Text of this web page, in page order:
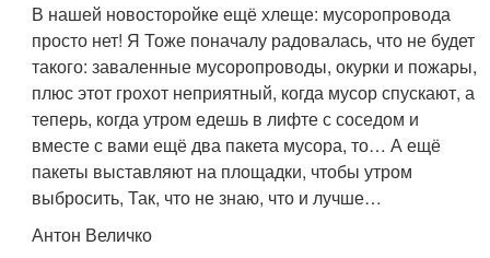
В нашей новосторойке ещё хлеще: мусоропровода
просто нет! Я Тоже поначалу радовалась, что не будет
такого: заваленные мусоропроводы, окурки и пожары,
плюс этот грохот неприятный, когда мусор спускают, а
теперь, когда утром едешь в лифте с соседом и
вместе с вами ещё два пакета мусора, то… А ещё
пакеты выставляют на площадки, чтобы утром
выбросить, Так, что не знаю, что и лучше…
Антон Величко